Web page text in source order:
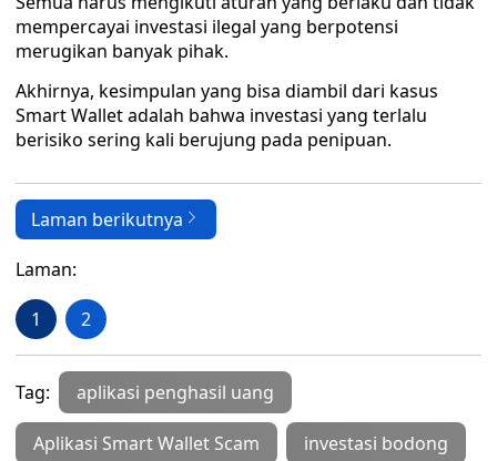
mempercayai investasi ilegal yang berpotensi
merugikan banyak pihak.
Akhirnya, kesimpulan yang bisa diambil dari kasus
Smart Wallet adalah bahwa investasi yang terlalu
berisiko sering kali berujung pada penipuan.
Laman berikutnya
Laman:
1 2
Tag: aplikasi penghasil uang
Aplikasi Smart Wallet Scam investasi bodong